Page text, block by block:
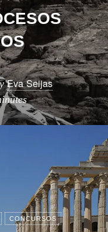
Eva Seijas
CONCURSOS